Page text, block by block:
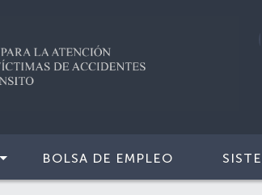
BOLSA DE EMPLEO